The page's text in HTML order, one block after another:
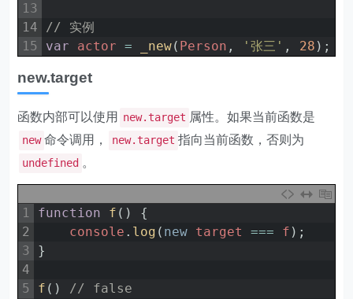
13
14
15
// 实例
var
actor = _new( Person , '张三' , 28 ) ;
new.target
函数内部可以使用 new.target 属性。如果当前函数是
new 命令调用， new.target 指向当前函数，否则为
undefined 。
1
2
3
4
5
function f ( )
{
console . log ( new target === f ) ;
}
f ( )
// false